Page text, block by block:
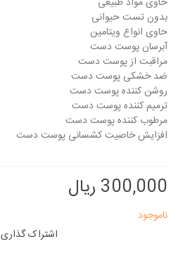
بدون تست حیوانی
حاوی انواع ویتامین
آبرسان پوست دست
مراقبت از پوست دست
ضد خشکی پوست دست
روشن کننده پوست دست
ترمیم کننده پوست دست
مرطوب کننده پوست دست
افزایش خاصیت کشسانی پوست دست
300,000 ریال
ناموجود
اشتراک گذاری